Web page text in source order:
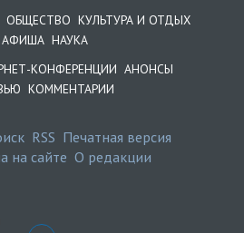
ОБЩЕСТВО КУЛЬТУРА И ОТДЫХ
АФИША НАУКА
КОНФЕРЕНЦИИ АНОНСЫ
КОММЕНТАРИИ
RSS Печатная версия
на сайте О редакции